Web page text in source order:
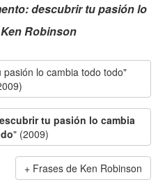
descubrir tu pasión lo
Ken Robinson
lo cambia todo todo"
tu pasión lo cambia
" (2009)
Frases de Ken Robinson